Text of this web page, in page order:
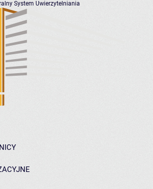
System Uwierzytelniania